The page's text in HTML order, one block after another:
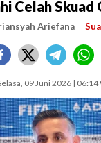
Celah Skuad
Ariefana
09 Juni 2026 | 06:14